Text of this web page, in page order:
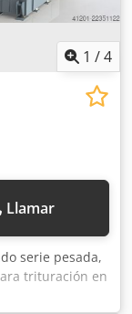
1 /4
Llamar
serie pesada,
trituración en
huecos de